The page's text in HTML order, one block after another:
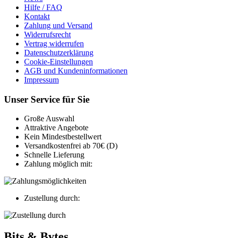
Hilfe / FAQ
Kontakt
Zahlung und Versand
Widerrufsrecht
Vertrag widerrufen
Datenschutzerklärung
Cookie-Einstellungen
AGB und Kundeninformationen
Impressum
Unser Service für Sie
Große Auswahl
Attraktive Angebote
Kein Mindestbestellwert
Versandkostenfrei ab 70€ (D)
Schnelle Lieferung
Zahlung möglich mit:
Zustellung durch: